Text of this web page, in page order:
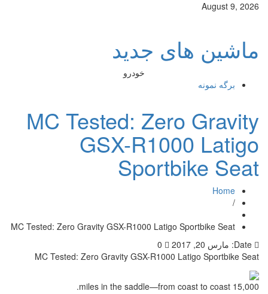
August 9, 2026
ماشین های جدید
خودرو
برگه نمونه
MC Tested: Zero Gravity
GSX-R1000 Latigo
Sportbike Seat
Home
/
MC Tested: Zero Gravity GSX-R1000 Latigo Sportbike Seat
Date: مارس 20, 2017
0
MC Tested: Zero Gravity GSX-R1000 Latigo Sportbike Seat
15,000 miles in the saddle—from coast to coast.